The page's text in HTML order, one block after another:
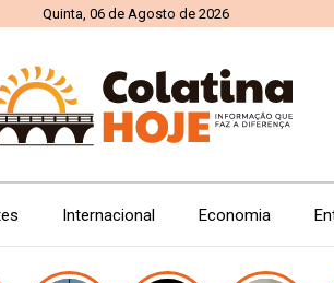
Quinta, 06 de Agosto de 2026
Internacional Economia